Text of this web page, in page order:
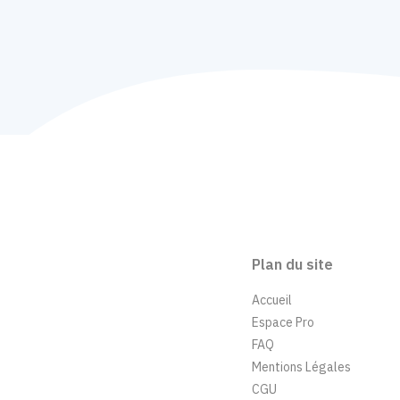
Plan du site
Accueil
Espace Pro
FAQ
Mentions Légales
CGU